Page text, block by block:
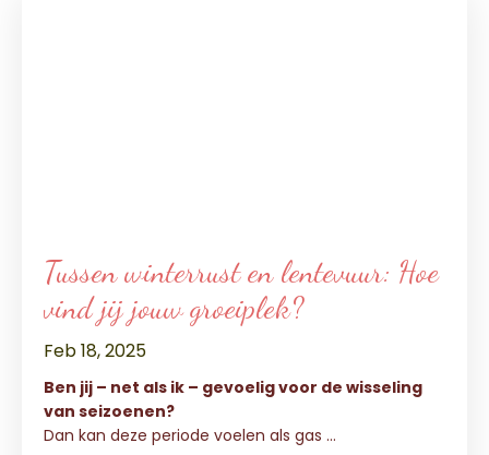
Tussen winterrust en lentevuur: Hoe
vind jij jouw groeiplek?
Feb 18, 2025
Ben jij – net als ik – gevoelig voor de wisseling
van seizoenen?
Dan kan deze periode voelen als gas ...